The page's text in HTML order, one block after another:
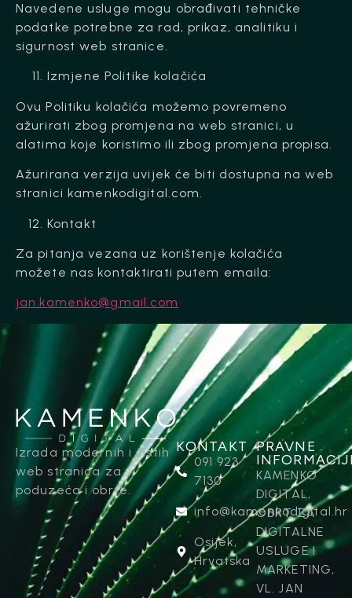
Navedene usluge mogu obrađivati tehničke
podatke potrebne za rad, prikaz, analitiku i
sigurnost web stranice.
Izmjene Politike kolačića
Ovu Politiku kolačića možemo povremeno
ažurirati zbog promjena na web stranici, u
alatima koje koristimo ili zbog promjena propisa.
Ažurirana verzija uvijek će biti dostupna na web
stranici kamenkodigital.com.
Kontakt
Za pitanja vezana uz korištenje kolačića
možete nas kontaktirati putem emaila:
jan.kamenko@gmail.com
Izrada modernih i čistih
web stranica za
poduzeća i obrte.
KONTAKT
091 923
7130
info@kamenkodigital.hr
Osijek,
Hrvatska
PRAVNE
KAMENKO
DIGITAL,
OBRT ZA
DIGITALNE
USLUGE I
MARKETING,
VL. JAN